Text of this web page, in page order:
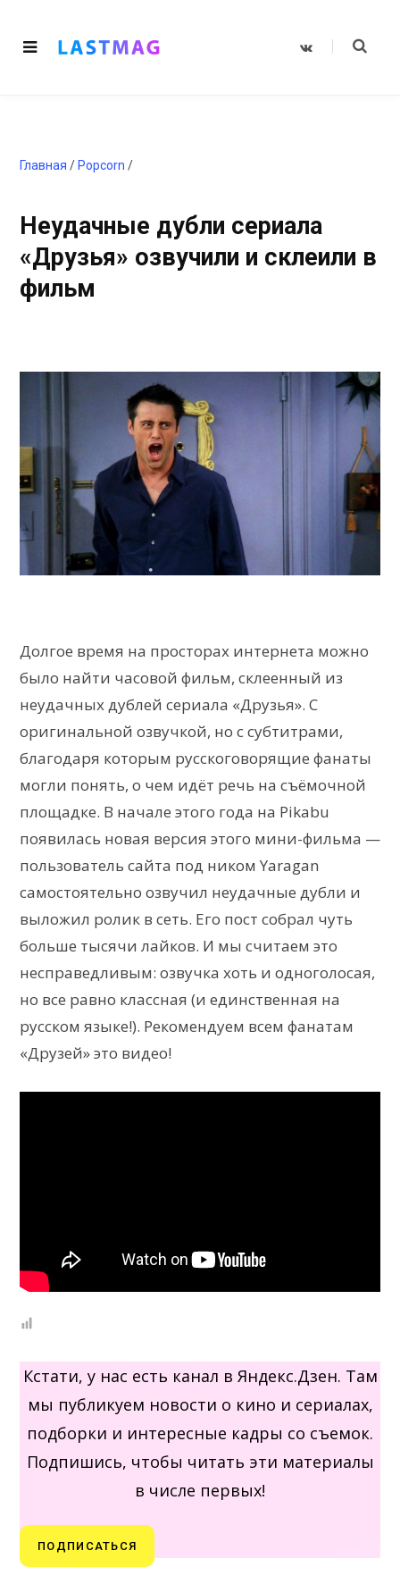
V
Главная / Popcorn /
Неудачные дубли сериала
«Друзья» озвучили и склеили в
фильм
Долгое время на просторах интернета можно
было найти часовой фильм, склеенный из
неудачных дублей сериала «Друзья». С
оригинальной озвучкой, но с субтитрами,
благодаря которым русскоговорящие фанаты
могли понять, о чем идёт речь на съёмочной
площадке. В начале этого года на Pikabu
появилась новая версия этого мини-фильма —
пользователь сайта под ником Yaragan
самостоятельно озвучил неудачные дубли и
выложил ролик в сеть. Его пост собрал чуть
больше тысячи лайков. И мы считаем это
несправедливым: озвучка хоть и одноголосая,
но все равно классная (и единственная на
русском языке!). Рекомендуем всем фанатам
«Друзей» это видео!
Кстати, у нас есть канал в Яндекс.Дзен. Там
мы публикуем новости о кино и сериалах,
подборки и интересные кадры со съемок.
Подпишись, чтобы читать эти материалы
в числе первых!
ПОДПИСАТЬСЯ